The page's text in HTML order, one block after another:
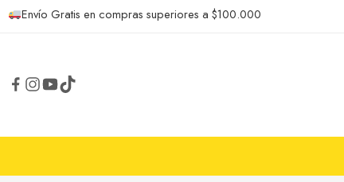
Envío Gratis en compras superiores a $100.000